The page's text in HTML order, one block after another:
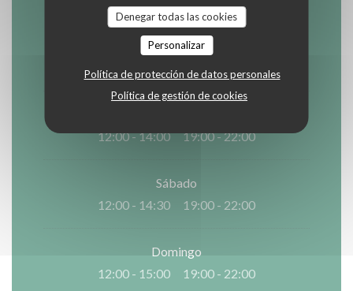
Denegar todas las cookies
Personalizar
Política de protección de datos personales
Política de gestión de cookies
Lun-Mar
Cerrado
12:00 - 14:00 • 19:00 - 22:00
Sábado
12:00 - 14:30
19:00 - 22:00
Domingo
12:00 - 15:00
19:00 - 22:00